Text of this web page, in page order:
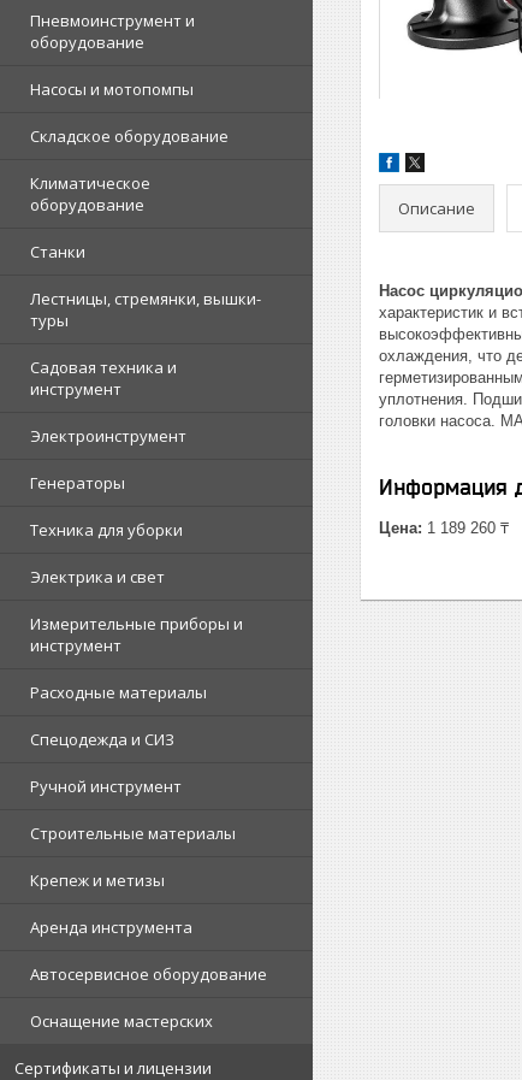
Пневмоинструмент и
оборудование
Насосы и мотопомпы
Складское оборудование
Климатическое
оборудование
Станки
Лестницы, стремянки, вышки-
туры
Садовая техника и
инструмент
Электроинструмент
Генераторы
Техника для уборки
Электрика и свет
Измерительные приборы и
инструмент
Расходные материалы
Спецодежда и СИЗ
Ручной инструмент
Строительные материалы
Крепеж и метизы
Аренда инструмента
Автосервисное оборудование
Оснащение мастерских
Сертификаты и лицензии
Описание
Насос
характеристик и
охлаждения, что
уплотнения.
головки насоса.
Информация
Цена: 1 189 260 ₸